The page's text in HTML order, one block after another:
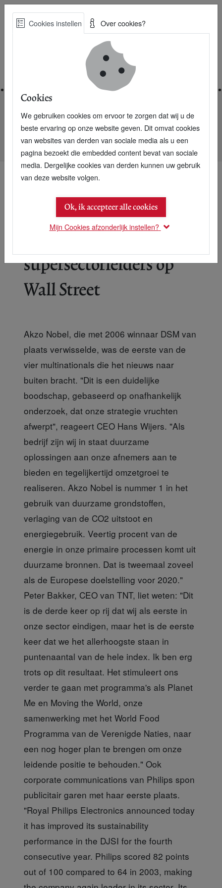
Skip
Best Practices voor een duurzame toekomst
Nieuwsarchief
Nederland telt meeste duurzame supersectorleiders op Wall
Nederland telt meeste
supersectorleiders op
Wall Street
Akzo Nobel, die met 2006 winnaar DSM van
plaats verwisselde, was de eerste van de
vier multinationals die het nieuws naar
buiten bracht. "Dit is een duidelijke
boodschap, gebaseerd op onafhankelijk
onderzoek, dat onze strategie vruchten
afwerpt", reageert CEO Hans Wijers. "Als
bedrijf zijn wij in staat duurzame
oplossingen aan onze afnemers aan te
bieden en tegelijkertijd omzetgroei te
realiseren. Akzo Nobel is nummer 1 in het
gebruik van duurzame grondstoffen,
verlaging van de CO2 uitstoot en
energiegebruik. Veertig procent van de
energie in onze primaire processen komt uit
duurzame bronnen. Dat is tweemaal zoveel
als de Europese doelstelling voor 2020."
Peter Bakker, CEO van TNT, liet weten: "Dit
is de derde keer op rij dat wij als eerste in
onze sector eindigen, maar het is de eerste
keer dat we het allerhoogste staan in
puntenaantal van de hele index. Ik ben erg
trots op dit resultaat. Het stimuleert ons
verder te gaan met programma's als Planet
Me en Moving the World, onze
samenwerking met het World Food
Programma van de Verenigde Naties, naar
een nog hoger plan te brengen om onze
leidende positie te behouden." Ook
corporate communications van Philips spon
publicitair garen met haar eerste plaats.
"Royal Philips Electronics announced today
it has improved its sustainability
performance in the DJSI for the fourth
consecutive year. Philips scored 82 points
out of 100 compared to 64 in 2003, making
Cookies instellen Over cookies?
Cookies
We gebruiken cookies om ervoor te zorgen dat wij u de
beste ervaring op onze website geven. Dit omvat cookies
van websites van derden van sociale media als u een
pagina bezoekt die embedded content bevat van sociale
media. Dergelijke cookies van derden kunnen uw gebruik
van deze website volgen.
Ok, ik accepteer alle cookies
Mijn Cookies afzonderlijk instellen?